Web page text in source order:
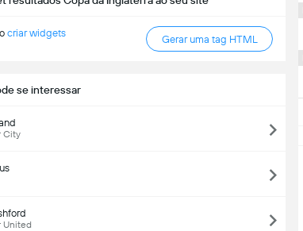
criar widgets
Gerar uma tag HTML
se interessar
City
United